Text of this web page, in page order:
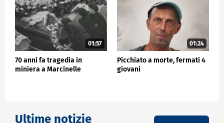
01:57
70 anni fa tragedia in
miniera a Marcinelle
01:24
Picchiato a morte, fermati 4
giovani
Ultime notizie